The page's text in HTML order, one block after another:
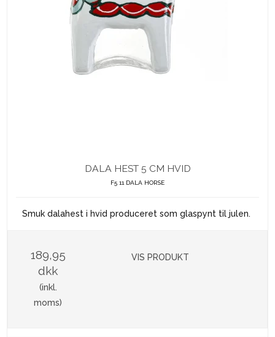
DALA HEST 5 CM HVID
F5 11 DALA HORSE
Smuk dalahest i hvid produceret som glaspynt til julen.
189,95
dkk
(inkl.
moms)
VIS PRODUKT